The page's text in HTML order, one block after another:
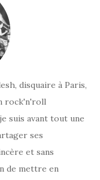
disquaire à Paris,
rock'n'roll
suis avant tout une
ses
et sans
de mettre en